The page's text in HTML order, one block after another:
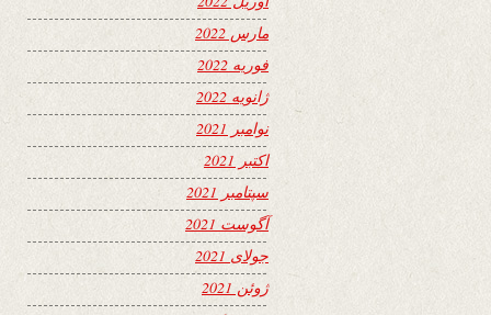
مارس 2022
فوریه 2022
ژانویه 2022
نوامبر 2021
اکتبر 2021
سپتامبر 2021
آگوست 2021
جولای 2021
ژوئن 2021